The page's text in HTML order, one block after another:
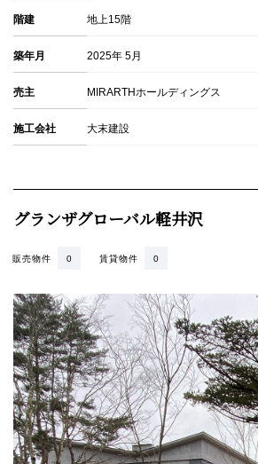
階建 地上15階
築年月 2025年 5月
売主 MIRARTHホールディングス
施工会社 大末建設
グランザグローバル軽井沢
賃貸物件 0
販売物件 0